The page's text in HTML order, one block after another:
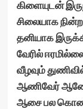
கிளையுடன்
சிலையாக
தனியாக
வேரில்
வீழவும்
ஆணிவேர்
ஆசை பல